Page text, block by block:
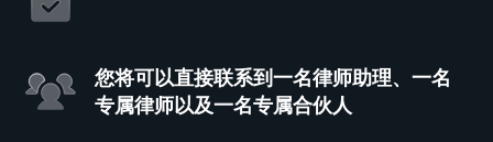
您将可以直接联系到一名律师助理、一名
专属律师以及一名专属合伙人